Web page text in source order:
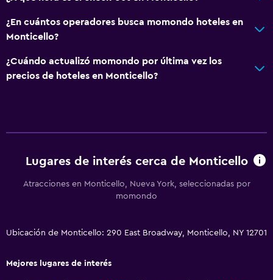
¿En cuántos operadores busca momondo hoteles en
Monticello?
¿Cuándo actualizó momondo por última vez los
precios de hoteles en Monticello?
Lugares de interés cerca de Monticello
Atracciones en Monticello, Nueva York, seleccionadas por
momondo
Ubicación de Monticello: 290 East Broadway, Monticello, NY 12701
Mejores lugares de interés